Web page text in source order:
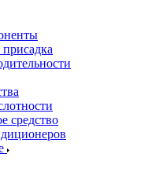
средство